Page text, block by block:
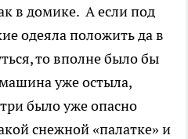
в домике. А если под
одеяла положить да в
то вполне было бы
уже остыла,
было уже опасно
снежной «палатке» и